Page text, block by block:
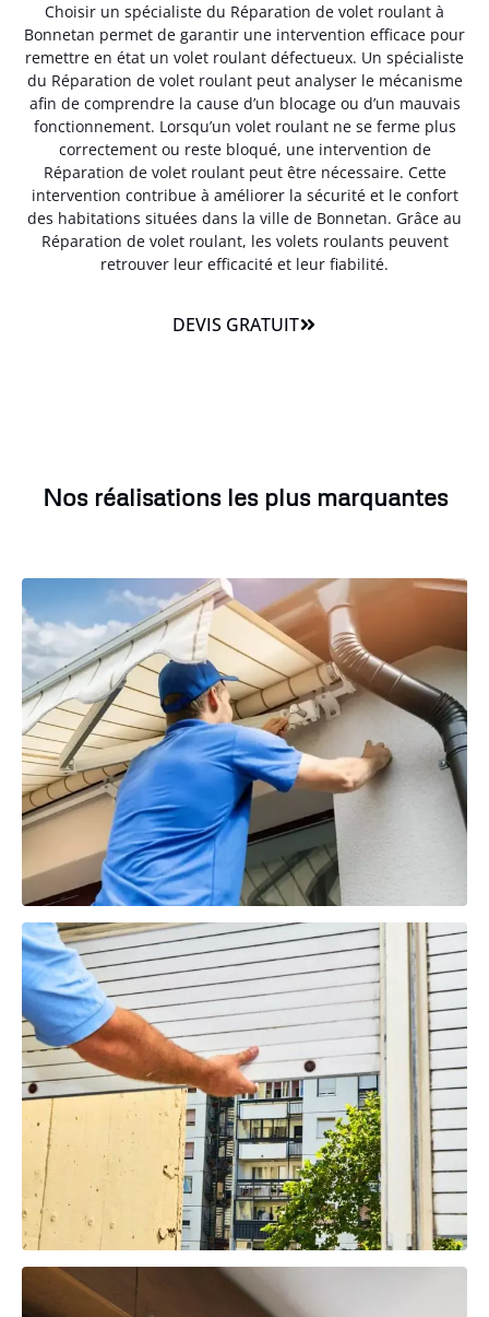
Choisir un spécialiste du Réparation de volet roulant à
Bonnetan permet de garantir une intervention efficace pour
remettre en état un volet roulant défectueux. Un spécialiste
du Réparation de volet roulant peut analyser le mécanisme
afin de comprendre la cause d’un blocage ou d’un mauvais
fonctionnement. Lorsqu’un volet roulant ne se ferme plus
correctement ou reste bloqué, une intervention de
Réparation de volet roulant peut être nécessaire. Cette
intervention contribue à améliorer la sécurité et le confort
des habitations situées dans la ville de Bonnetan. Grâce au
Réparation de volet roulant, les volets roulants peuvent
retrouver leur efficacité et leur fiabilité.
DEVIS GRATUIT
Nos réalisations les plus marquantes